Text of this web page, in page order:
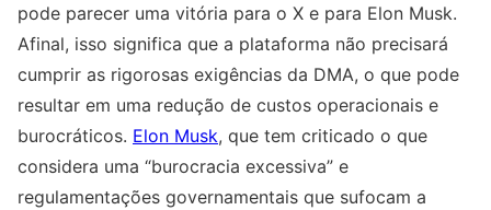
pode parecer uma vitória para o X e para Elon Musk.
Afinal, isso significa que a plataforma não precisará
cumprir as rigorosas exigências da DMA, o que pode
resultar em uma redução de custos operacionais e
burocráticos. Elon Musk, que tem criticado o que
considera uma “burocracia excessiva” e
regulamentações governamentais que sufocam a